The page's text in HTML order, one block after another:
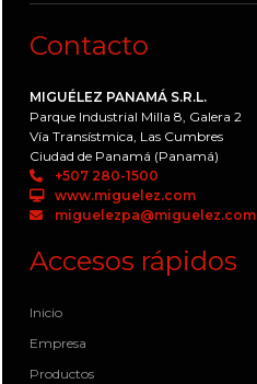
Contacto
MIGUÉLEZ PANAMÁ S.R.L.
Parque Industrial Milla 8, Galera 2
Vía Transístmica, Las Cumbres
Ciudad de Panamá (Panamá)
+507 280-1500
www.miguelez.com
miguelezpa@miguelez.com
Accesos rápidos
Inicio
Empresa
Productos